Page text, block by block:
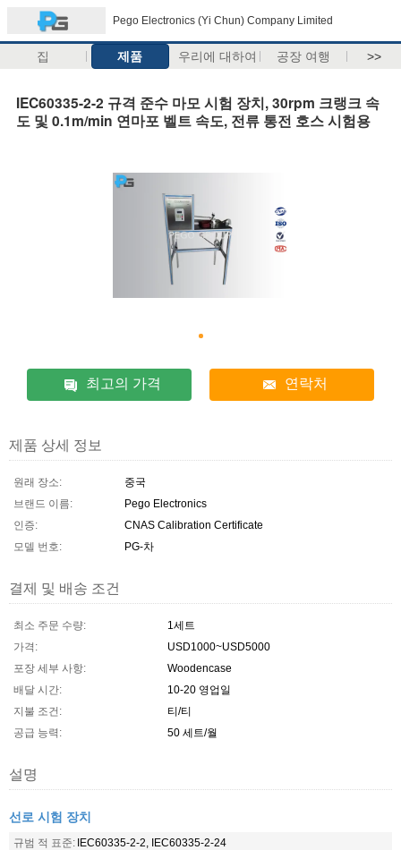
Pego Electronics (Yi Chun) Company Limited
집 제품 우리에 대하여 공장 여행 >>
IEC60335-2-2 규격 준수 마모 시험 장치, 30rpm 크랭크 속
도 및 0.1m/min 연마포 벨트 속도, 전류 통전 호스 시험용
최고의 가격 연락처
제품 상세 정보
원래 장소:
중국
브랜드 이름:
Pego Electronics
인증:
CNAS Calibration Certificate
모델 번호:
PG-차
결제 및 배송 조건
최소 주문 수량:
1세트
가격:
USD1000~USD5000
포장 세부 사항:
Woodencase
배달 시간:
10-20 영업일
지불 조건:
티/티
공급 능력:
50 세트/월
설명
선로 시험 장치
규범 적 표준: IEC60335-2-2, IEC60335-2-24